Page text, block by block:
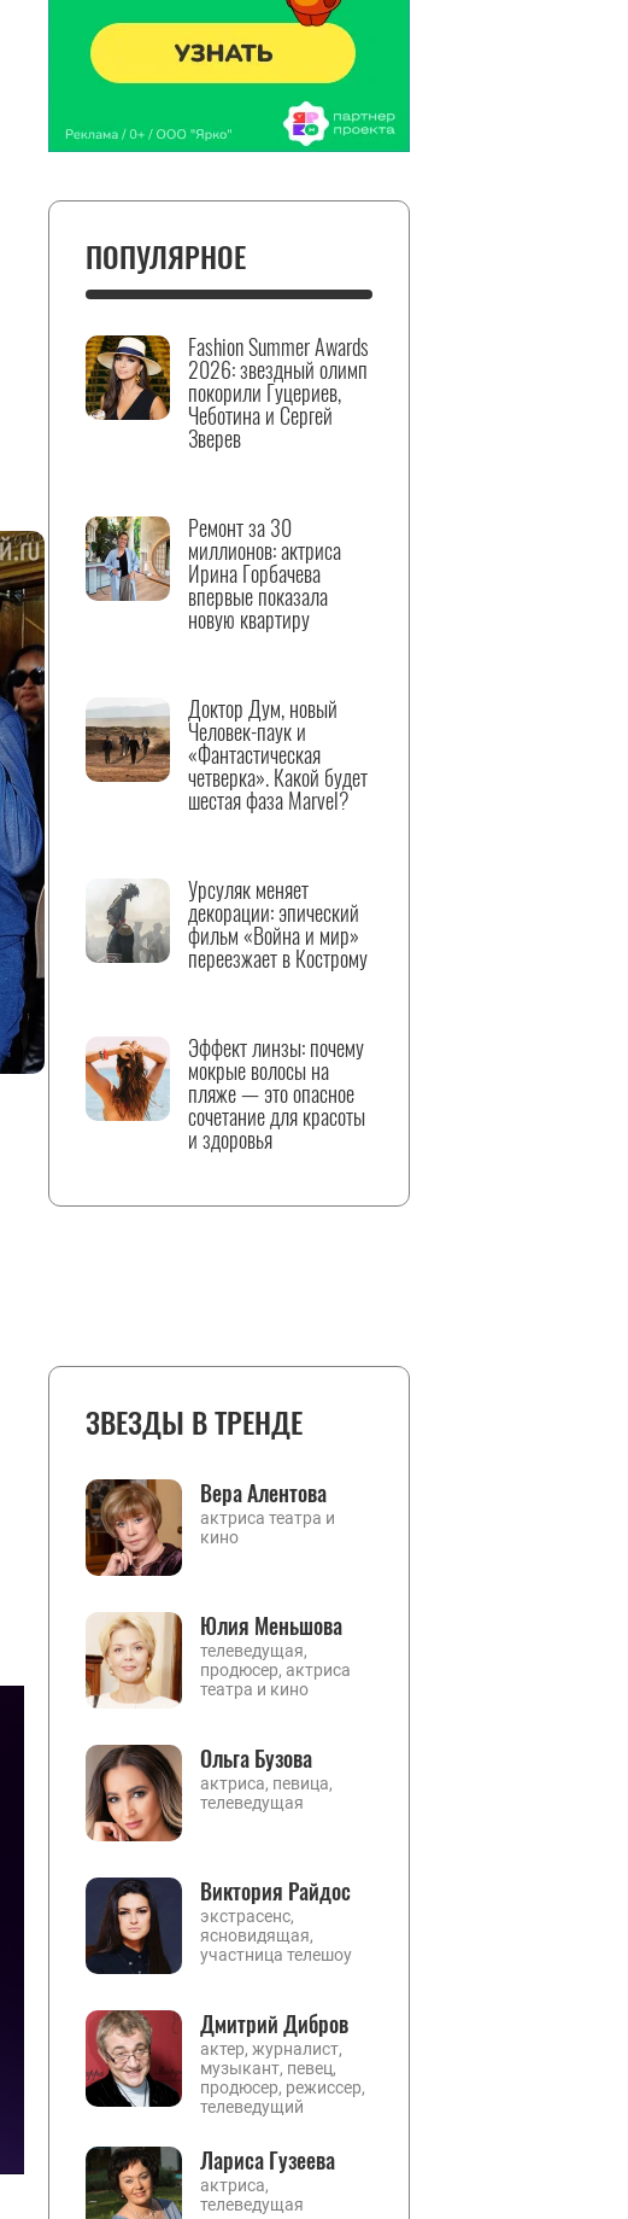
ПОПУЛЯРНОЕ
Fashion Summer Awards
2026: звездный олимп
покорили Гуцериев,
Чеботина и Сергей
Зверев
Ремонт за 30
миллионов: актриса
Ирина Горбачева
впервые показала
новую квартиру
Доктор Дум, новый
Человек-паук и
«Фантастическая
четверка». Какой будет
шестая фаза Marvel?
Урсуляк меняет
декорации: эпический
фильм «Война и мир»
переезжает в Кострому
Эффект линзы: почему
мокрые волосы на
пляже — это опасное
сочетание для красоты
и здоровья
ЗВЕЗДЫ В ТРЕНДЕ
Вера Алентова
актриса театра и
кино
Юлия Меньшова
телеведущая,
продюсер, актриса
театра и кино
Ольга Бузова
актриса, певица,
телеведущая
Виктория Райдос
экстрасенс,
ясновидящая,
участница телешоу
Дмитрий Дибров
актер, журналист,
музыкант, певец,
продюсер, режиссер,
телеведущий
Лариса Гузеева
актриса,
телеведущая